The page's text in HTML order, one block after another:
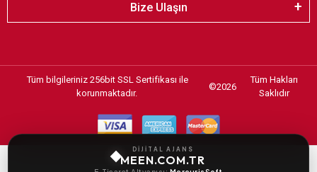
Bize Ulaşın
Tüm bilgileriniz 256bit SSL Sertifikası ile
korunmaktadır.
©2026
Tüm Hakları
Saklıdır
DİJİTAL AJANS
MEEN.COM.TR